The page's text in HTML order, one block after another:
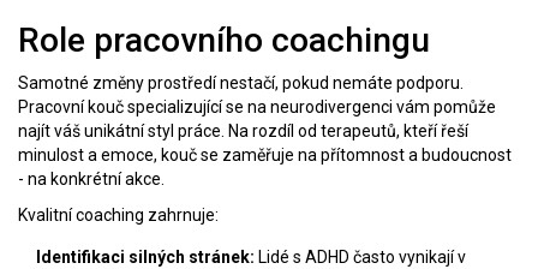
Role pracovního coachingu
Samotné změny prostředí nestačí, pokud nemáte podporu.
Pracovní kouč specializující se na neurodivergenci vám pomůže
najít váš unikátní styl práce. Na rozdíl od terapeutů, kteří řeší
minulost a emoce, kouč se zaměřuje na přítomnost a budoucnost
- na konkrétní akce.
Kvalitní coaching zahrnuje:
Identifikaci silných stránek: Lidé s ADHD často vynikají v